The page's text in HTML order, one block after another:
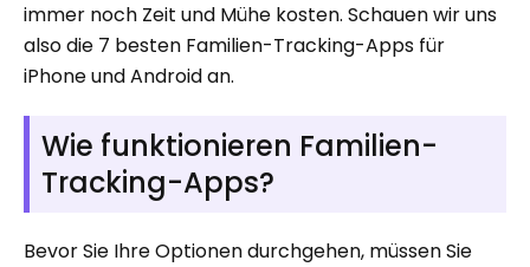
immer noch Zeit und Mühe kosten. Schauen wir uns
also die 7 besten Familien-Tracking-Apps für
iPhone und Android an.
Wie funktionieren Familien-
Tracking-Apps?
Bevor Sie Ihre Optionen durchgehen, müssen Sie